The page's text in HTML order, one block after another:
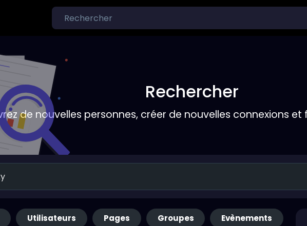
Rechercher
de nouvelles personnes, créer de nouvelles connexions
Utilisateurs Pages Groupes Evènements